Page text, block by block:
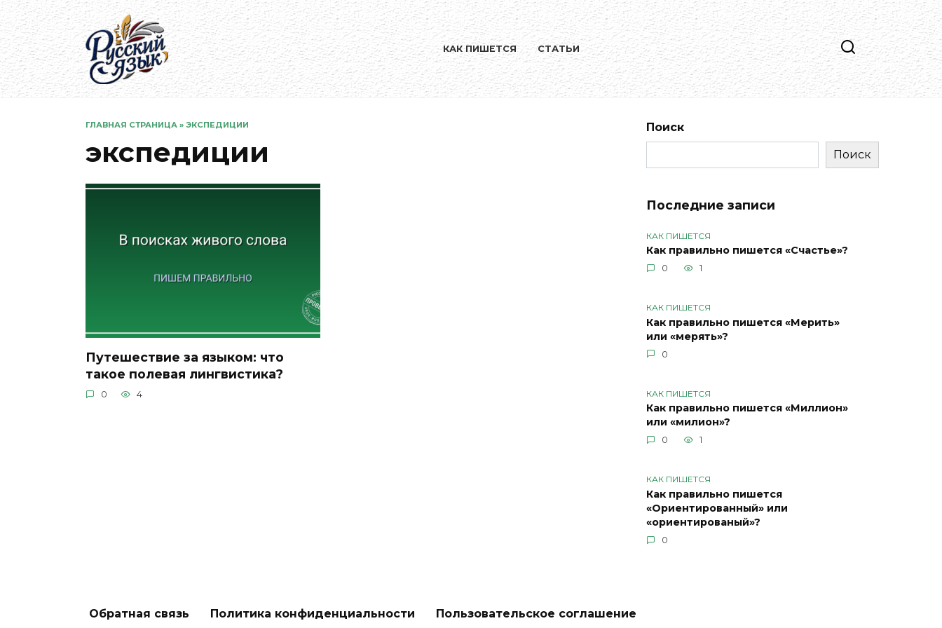
Перейти
к
содержанию
КАК ПИШЕТСЯ СТАТЬИ
ГЛАВНАЯ СТРАНИЦА » ЭКСПЕДИЦИИ
экспедиции
Путешествие за языком: что
такое полевая лингвистика?
0 4
Поиск
Поиск
Последние записи
КАК ПИШЕТСЯ
Как правильно пишется «Счастье»?
0 1
КАК ПИШЕТСЯ
Как правильно пишется «Мерить»
или «мерять»?
0
КАК ПИШЕТСЯ
Как правильно пишется «Миллион»
или «милион»?
0 1
КАК ПИШЕТСЯ
Как правильно пишется
«Ориентированный» или
«ориентированый»?
0
Обратная связь Политика конфиденциальности Пользовательское соглашение